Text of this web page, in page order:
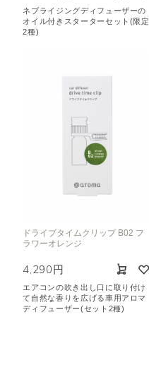
ネブライジングディフューザーの
オイル付きスターターセット(限定
2種)
ドライブタイムクリップ B02 フ
ラワーオレンジ
4,290円
エアコンの吹き出し口に取り付け
て自然な香りを広げる車用アロマ
ディフューザー(セット2種)